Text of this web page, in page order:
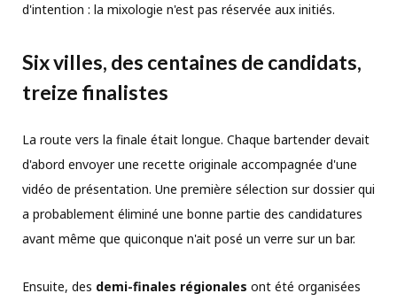
d'intention : la mixologie n'est pas réservée aux initiés.
Six villes, des centaines de candidats,
treize finalistes
La route vers la finale était longue. Chaque bartender devait
d'abord envoyer une recette originale accompagnée d'une
vidéo de présentation. Une première sélection sur dossier qui
a probablement éliminé une bonne partie des candidatures
avant même que quiconque n'ait posé un verre sur un bar.
Ensuite, des demi-finales régionales ont été organisées